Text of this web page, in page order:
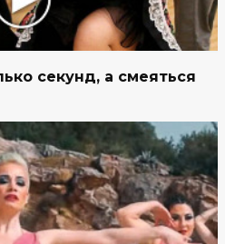
секунд, а смеяться